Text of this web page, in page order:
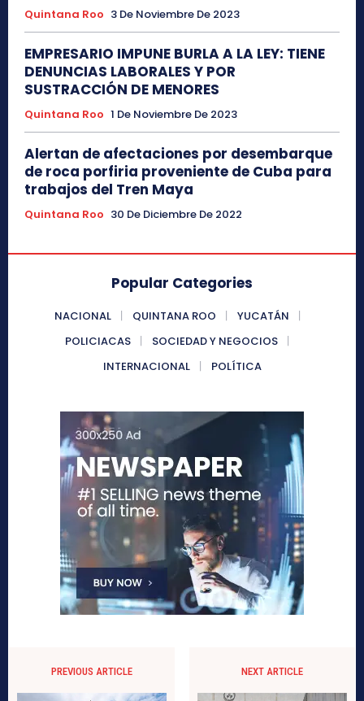
Quintana Roo 3 De Noviembre De 2023
EMPRESARIO IMPUNE BURLA A LA LEY: TIENE
DENUNCIAS LABORALES Y POR
SUSTRACCIÓN DE MENORES
Quintana Roo 1 De Noviembre De 2023
Alertan de afectaciones por desembarque
de roca porfiria proveniente de Cuba para
trabajos del Tren Maya
Quintana Roo 30 De Diciembre De 2022
Popular Categories
NACIONAL QUINTANA ROO
YUCATÁN
POLICIACAS
SOCIEDAD Y NEGOCIOS
INTERNACIONAL
POLÍTICA
PREVIOUS ARTICLE NEXT ARTICLE